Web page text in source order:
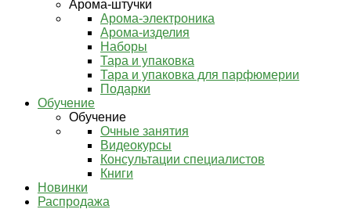
Арома-штучки
Арома-электроника
Арома-изделия
Наборы
Тара и упаковка
Тара и упаковка для парфюмерии
Подарки
Обучение
Обучение
Очные занятия
Видеокурсы
Консультации специалистов
Книги
Новинки
Распродажа